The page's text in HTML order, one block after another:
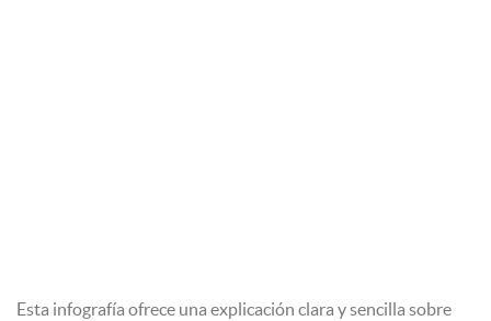
Esta infografía ofrece una explicación clara y sencilla sobre